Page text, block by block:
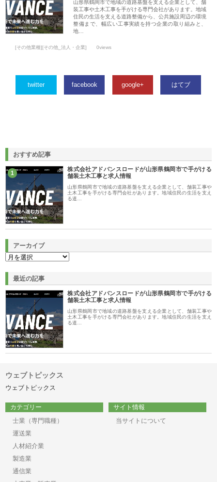
山形県鶴岡市で地域の道路基盤を支える企業として、舗
装工事や土木工事を手がける専門会社があります。地域
住民の生活を支える道路整備から、公共施設周辺の環境
整備まで、幅広い工事実績を持つ企業の取り組みと、
地…
[その他業種][その他_法人・企業] 0views
twitter facebook google+ はてブ
おすすめ記事
1
株式会社アドバンスロードが山形県鶴岡市で手がける
舗装土木工事と求人情報
山形県鶴岡市で地域の道路基盤を支える企業として、舗装工事や
土木工事を手がける専門会社があります。地域住民の生活を支え
る道…
アーカイブ
最近の記事
株式会社アドバンスロードが山形県鶴岡市で手がける
舗装土木工事と求人情報
山形県鶴岡市で地域の道路基盤を支える企業として、舗装工事や
土木工事を手がける専門会社があります。地域住民の生活を支え
る道…
ウェブトピックス
ウェブトピックス
カテゴリー
士業（専門職種）
運送業
人材紹介業
製造業
通信業
サイト情報
当サイトについて